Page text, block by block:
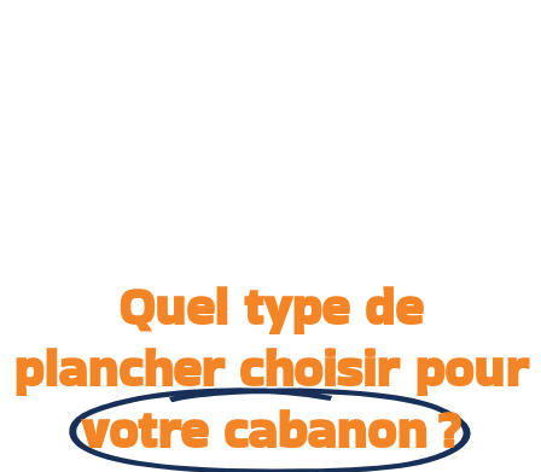
Quel type de
plancher choisir pour
votre cabanon ?